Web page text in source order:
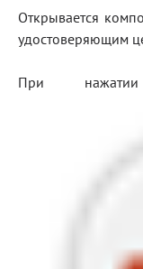
Открывается
удостоверяющим
При